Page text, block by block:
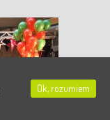
Ok, rozumiem